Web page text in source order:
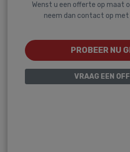
Wenst u een offerte op maat
neem dan contact op met
PROBEER NU
VRAAG EEN